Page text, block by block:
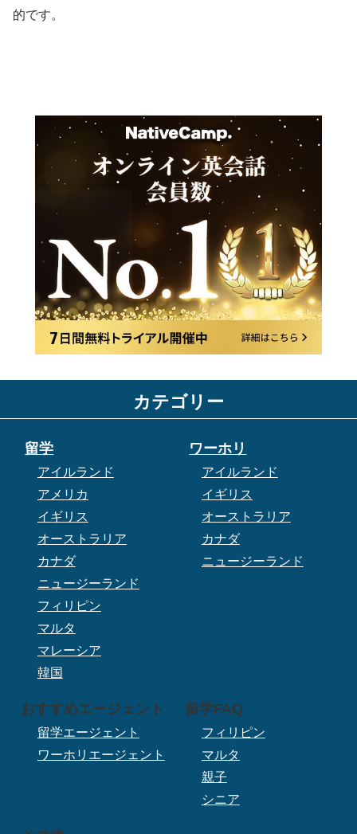
的です。
カテゴリー
留学
アイルランド
アメリカ
イギリス
オーストラリア
カナダ
ニュージーランド
フィリピン
マルタ
マレーシア
韓国
ワーホリ
アイルランド
イギリス
オーストラリア
カナダ
ニュージーランド
おすすめエージェント
留学エージェント
ワーホリエージェント
留学FAQ
フィリピン
マルタ
親子
シニア